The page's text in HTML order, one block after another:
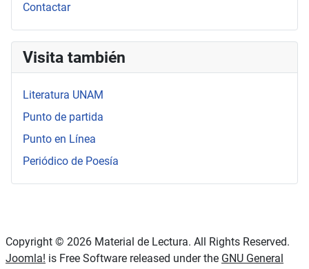
Contactar
Visita también
Literatura UNAM
Punto de partida
Punto en Línea
Periódico de Poesía
Copyright © 2026 Material de Lectura. All Rights Reserved.
Joomla! is Free Software released under the GNU General